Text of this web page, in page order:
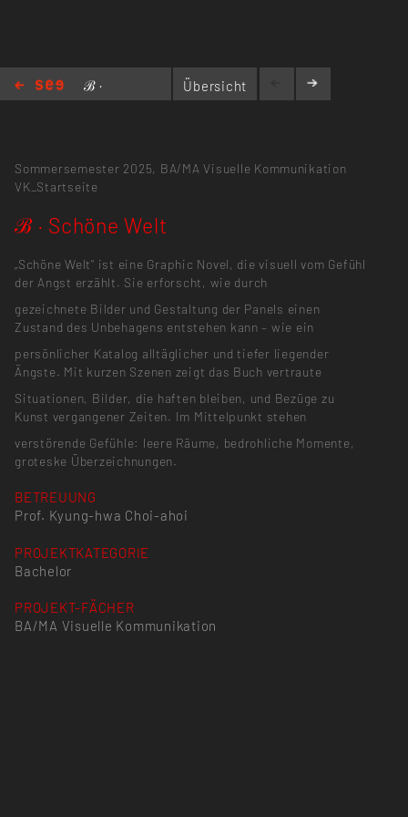
ℬ ·
Übersicht
Sommersemester 2025, BA/MA Visuelle Kommunikation
VK_Startseite
ℬ · Schöne Welt
„Schöne Welt“ ist eine Graphic Novel, die visuell vom Gefühl
der Angst erzählt. Sie erforscht, wie durch
gezeichnete Bilder und Gestaltung der Panels einen
Zustand des Unbehagens entstehen kann – wie ein
persönlicher Katalog alltäglicher und tiefer liegender
Ängste. Mit kurzen Szenen zeigt das Buch vertraute
Situationen, Bilder, die haften bleiben, und Bezüge zu
Kunst vergangener Zeiten. Im Mittelpunkt stehen
verstörende Gefühle: leere Räume, bedrohliche Momente,
groteske Überzeichnungen.
BETREUUNG
Prof. Kyung-hwa Choi-ahoi
PROJEKTKATEGORIE
Bachelor
PROJEKT-FÄCHER
BA/MA Visuelle Kommunikation